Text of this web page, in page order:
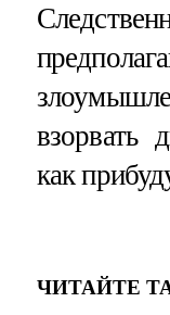
взорвать
как
ЧИТАЙТЕ